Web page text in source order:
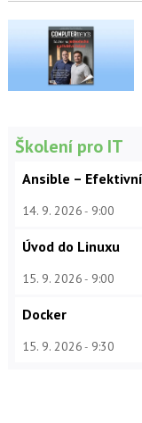
Školení pro IT
Ansible –
14. 9. 2026 9:00
Úvod do Linuxu
15. 9. 2026 9:00
Docker
15. 9. 2026 9:30